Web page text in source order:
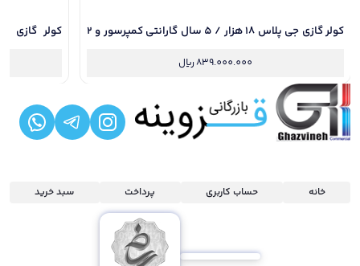
کولر گازی جی پلاس 18 هزار / 5 سال گارانتی کمپرسور و 2
839.000.000 ریال
خانه حساب کاربری پرداخت سبد خرید